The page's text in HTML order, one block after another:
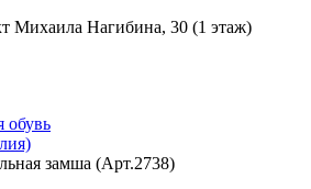
Михаила Нагибина, 30 (1 этаж)
обувь
замша (Арт.2738)